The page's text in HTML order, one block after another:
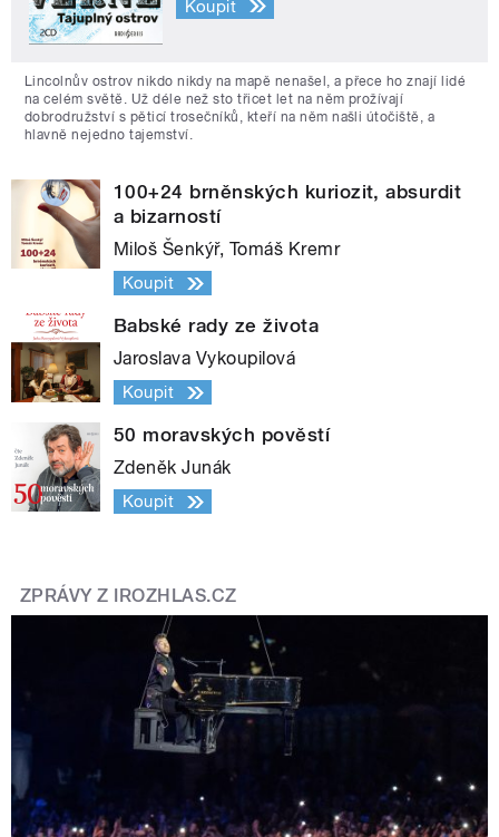
Koupit
Lincolnův ostrov nikdo nikdy na mapě nenašel, a přece ho znají lidé
na celém světě. Už déle než sto třicet let na něm prožívají
dobrodružství s pěticí trosečníků, kteří na něm našli útočiště, a
hlavně nejedno tajemství.
100+24 brněnských kuriozit, absurdit
a bizarností
Miloš Šenkýř, Tomáš Kremr
Koupit
Babské rady ze života
Jaroslava Vykoupilová
Koupit
50 moravských pověstí
Zdeněk Junák
Koupit
ZPRÁVY Z IROZHLAS.CZ